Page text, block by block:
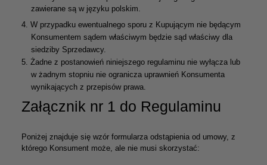
zawierane są w języku polskim.
4. W przypadku ewentualnego sporu z Kupującym nie będącym
Konsumentem sądem właściwym będzie sąd właściwy dla
siedziby Sprzedawcy.
5. Żadne z postanowień niniejszego regulaminu nie wyłącza lub
w żadnym stopniu nie ogranicza uprawnień Konsumenta
wynikających z przepisów prawa.
Załącznik nr 1 do Regulaminu
Poniżej znajduje się wzór formularza odstąpienia od umowy, z
którego Konsument może, ale nie musi skorzystać: